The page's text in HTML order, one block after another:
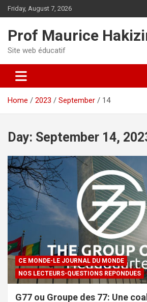
Skip
to
Friday, August 7, 2026
Prof Maurice
Site web éducatif
Home 2023 September 14
Day: September 14,
CE MONDE-LE JOURNAL DU MONDE
NOS LECTEURS-QUESTIONS REPONDUES
G77 ou Groupe des 77: Une